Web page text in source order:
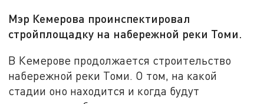
Мэр Кемерова проинспектировал
стройплощадку на набережной реки Томи.
В Кемерове продолжается строительство
набережной реки Томи. О том, на какой
стадии оно находится и когда будут